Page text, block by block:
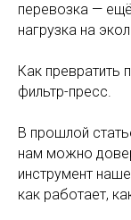
перевозка —
нагрузка на
Как превратить
фильтр-пресс.
В прошлой
нам можно
инструмент
как работает,